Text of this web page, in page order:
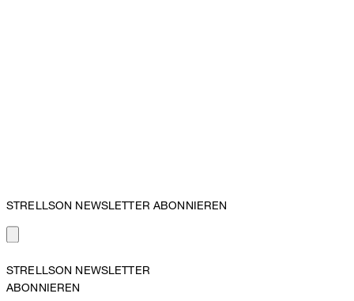
STRELLSON NEWSLETTER ABONNIEREN
STRELLSON NEWSLETTER
ABONNIEREN